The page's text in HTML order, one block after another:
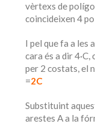
vèrtexs de
coincideixen 4
I pel que fa a les
cara és a dir
per 2 costats, el
=2C
Substituint
arestes A a la